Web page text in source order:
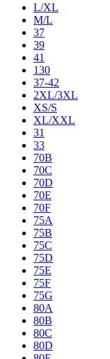
L/XL
M/L
37
39
41
130
37-42
2XL/3XL
XS/S
XL/XXL
31
33
70B
70C
70D
70E
70F
75A
75B
75C
75D
75E
75F
75G
80A
80B
80C
80D